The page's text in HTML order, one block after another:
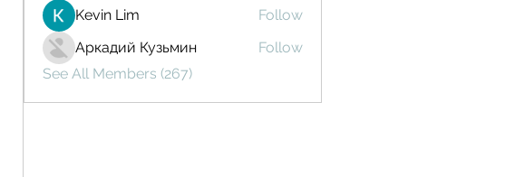
Kevin Lim
Follow
Аркадий Кузьмин
Follow
See All Members (267)